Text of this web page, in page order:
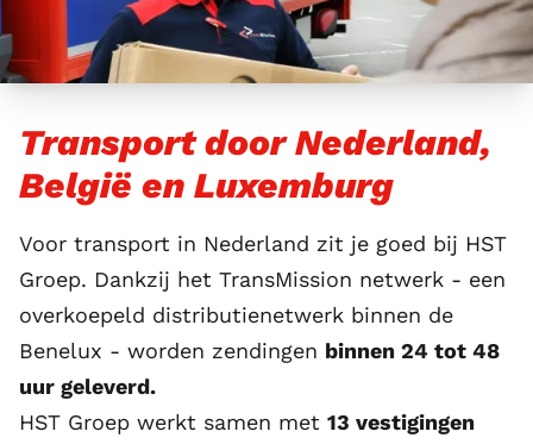
Transport door Nederland,
België en Luxemburg
Voor transport in Nederland zit je goed bij HST
Groep. Dankzij het TransMission netwerk - een
overkoepeld distributienetwerk binnen de
Benelux - worden zendingen binnen 24 tot 48
uur geleverd.
HST Groep werkt samen met 13 vestigingen